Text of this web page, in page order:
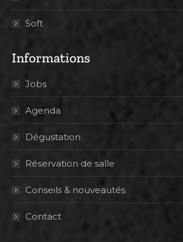
Soft
Informations
Jobs
Agenda
Dégustation
Réservation de salle
Conseils & nouveautés
Contact